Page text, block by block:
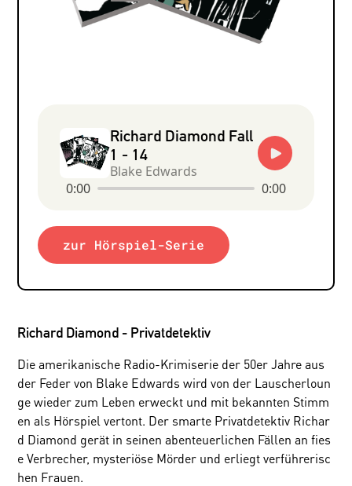
Richard Diamond - Privatdetektiv
Die amerikanische Radio-Krimiserie der 50er Jahre aus
der Feder von Blake Edwards wird von der Lauscherloun
ge wieder zum Leben erweckt und mit bekannten Stimm
en als Hörspiel vertont. Der smarte Privatdetektiv Richar
d Diamond gerät in seinen abenteuerlichen Fällen an fies
e Verbrecher, mysteriöse Mörder und erliegt verführerisc
hen Frauen.
Richard Diamond Fall
1 - 14
Blake Edwards
0:00
0:00
zur Hörspiel-Serie